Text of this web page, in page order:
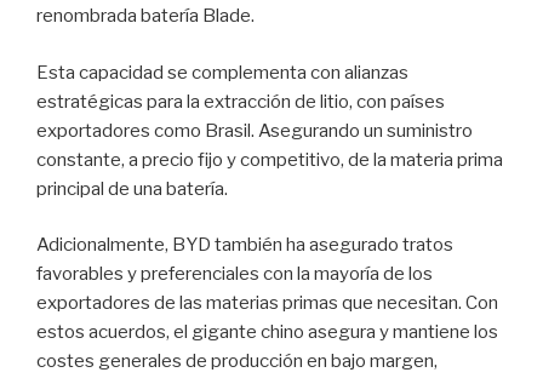
renombrada batería Blade.
Esta capacidad se complementa con alianzas
estratégicas para la extracción de litio, con países
exportadores como Brasil. Asegurando un suministro
constante, a precio fijo y competitivo, de la materia prima
principal de una batería.
Adicionalmente, BYD también ha asegurado tratos
favorables y preferenciales con la mayoría de los
exportadores de las materias primas que necesitan. Con
estos acuerdos, el gigante chino asegura y mantiene los
costes generales de producción en bajo margen,